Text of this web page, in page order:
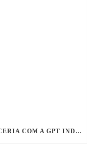
EGD ENGENHARIA FIRMA PARCERIA COM A GPT INDUSTRIES E PASSA A DISTRIBUIR A LINHA PIKOTEK® E ELECTROJOINT™ NO BRASIL!